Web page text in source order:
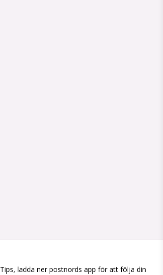
Tips, ladda ner postnords app för att följa din